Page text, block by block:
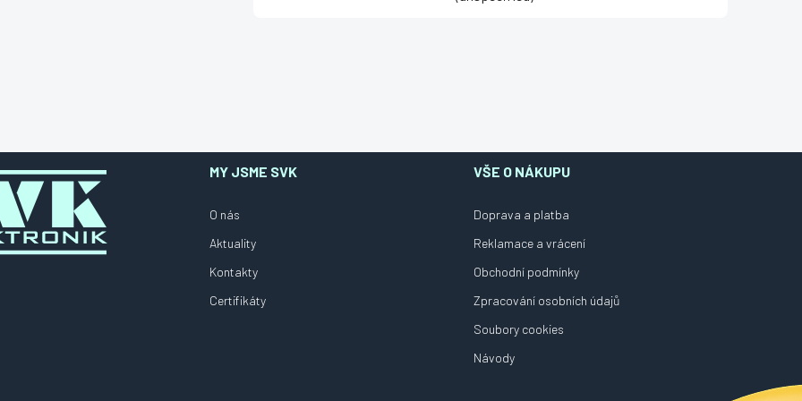
MY JSME SVK
O nás
Aktuality
Kontakty
Certifikáty
VŠE O NÁKUPU
Doprava a platba
Reklamace a vrácení
Obchodní podmínky
Zpracování osobních údajů
Soubory cookies
Návody